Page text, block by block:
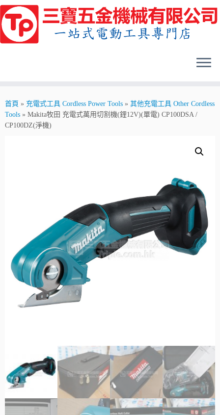
Skip
to
content
首頁 » 充電式工具 Cordless Power Tools » 其他充電工具 Other Cordless
Tools » Makita牧田 充電式萬用切割機(鋰12V)(單電) CP100DSA /
CP100DZ(淨機)